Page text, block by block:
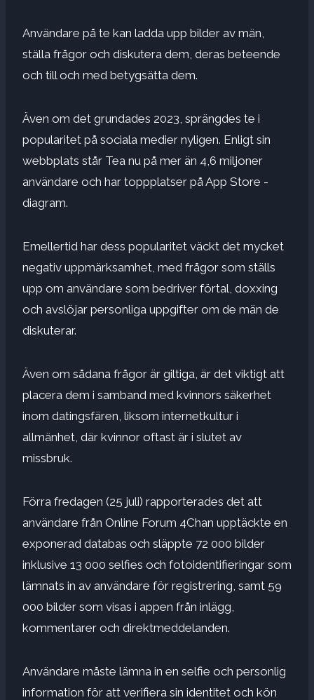
Användare på te kan ladda upp bilder av män,
ställa frågor och diskutera dem, deras beteende
och till och med betygsätta dem.
Även om det grundades 2023, sprängdes te i
popularitet på sociala medier nyligen. Enligt sin
webbplats står Tea nu på mer än 4,6 miljoner
användare och har toppplatser på App Store -
diagram.
Emellertid har dess popularitet väckt det mycket
negativ uppmärksamhet, med frågor som ställs
upp om användare som bedriver förtal, doxxing
och avslöjar personliga uppgifter om de män de
diskuterar.
Även om sådana frågor är giltiga, är det viktigt att
placera dem i samband med kvinnors säkerhet
inom datingsfären, liksom internetkultur i
allmänhet, där kvinnor oftast är i slutet av
missbruk.
Förra fredagen (25 juli) rapporterades det att
användare från Online Forum 4Chan upptäckte en
exponerad databas och släppte 72 000 bilder
inklusive 13 000 selfies och fotoidentifieringar som
lämnats in av användare för registrering, samt 59
000 bilder som visas i appen från inlägg,
kommentarer och direktmeddelanden.
Användare måste lämna in en selfie och personlig
information för att verifiera sin identitet och kön